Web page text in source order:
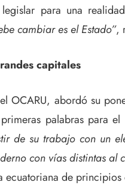
para una
cambiar es el Estado”,
capitales
OCARU, abordó su
palabras para
de su trabajo con un
con vías distintas al
de